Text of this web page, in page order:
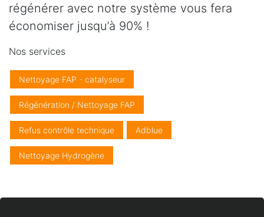
régénérer avec notre système vous fera
économiser jusqu’à 90% !
Nos services
Nettoyage FAP - catalyseur
Régénération / Nettoyage FAP
Refus contrôle technique Adblue
Nettoyage Hydrogène